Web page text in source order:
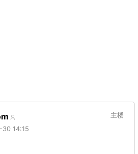
14:15
主楼